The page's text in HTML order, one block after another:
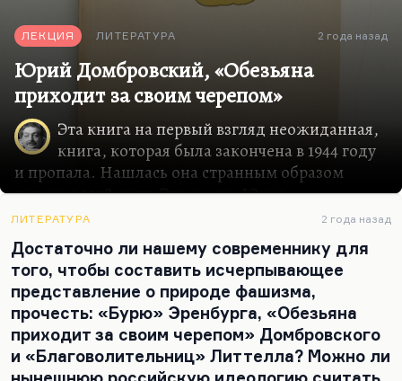
ЛЕКЦИЯ ЛИТЕРАТУРА 2 года назад
Юрий Домбровский, «Обезьяна
приходит за своим черепом»
Эта книга на первый взгляд неожиданная,
книга, которая была закончена в 1944 году
и пропала. Нашлась она странным образом
только в 1958 году. Это роман Юрия
Домбровского «Обезьяна приходит за своим
черепом».
О Домбровском вообще надо рассказывать
отдельно, потому жизнь его ― удивительный
детектив. Самое удивительное, что книги его
продолжают обнаруживаться. Полулегендарный
роман, само существование которого было под
вопросом, первая его большая прозаическая
ЛИТЕРАТУРА 2 года назад
Достаточно ли нашему современнику для
того, чтобы составить исчерпывающее
представление о природе фашизма,
прочесть: «Бурю» Эренбурга, «Обезьяна
приходит за своим черепом» Домбровского
и «Благоволительниц» Литтелла? Можно ли